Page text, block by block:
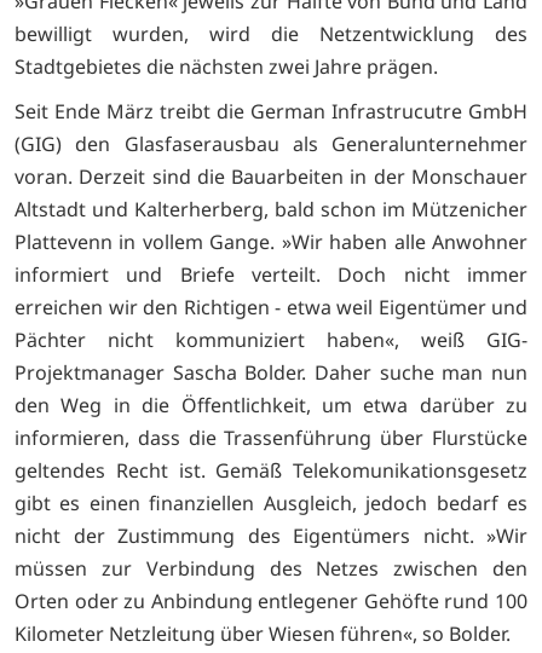
bewilligt wurden, wird die Netzentwicklung des
Stadtgebietes die nächsten zwei Jahre prägen.
Seit Ende März treibt die German Infrastrucutre GmbH
(GIG) den Glasfaserausbau als Generalunternehmer
voran. Derzeit sind die Bauarbeiten in der Monschauer
Altstadt und Kalterherberg, bald schon im Mützenicher
Plattevenn in vollem Gange. »Wir haben alle Anwohner
informiert und Briefe verteilt. Doch nicht immer
erreichen wir den Richtigen - etwa weil Eigentümer und
Pächter nicht kommuniziert haben«, weiß GIG-
Projektmanager Sascha Bolder. Daher suche man nun
den Weg in die Öffentlichkeit, um etwa darüber zu
informieren, dass die Trassenführung über Flurstücke
geltendes Recht ist. Gemäß Telekomunikationsgesetz
gibt es einen finanziellen Ausgleich, jedoch bedarf es
nicht der Zustimmung des Eigentümers nicht. »Wir
müssen zur Verbindung des Netzes zwischen den
Orten oder zu Anbindung entlegener Gehöfte rund 100
Kilometer Netzleitung über Wiesen führen«, so Bolder.